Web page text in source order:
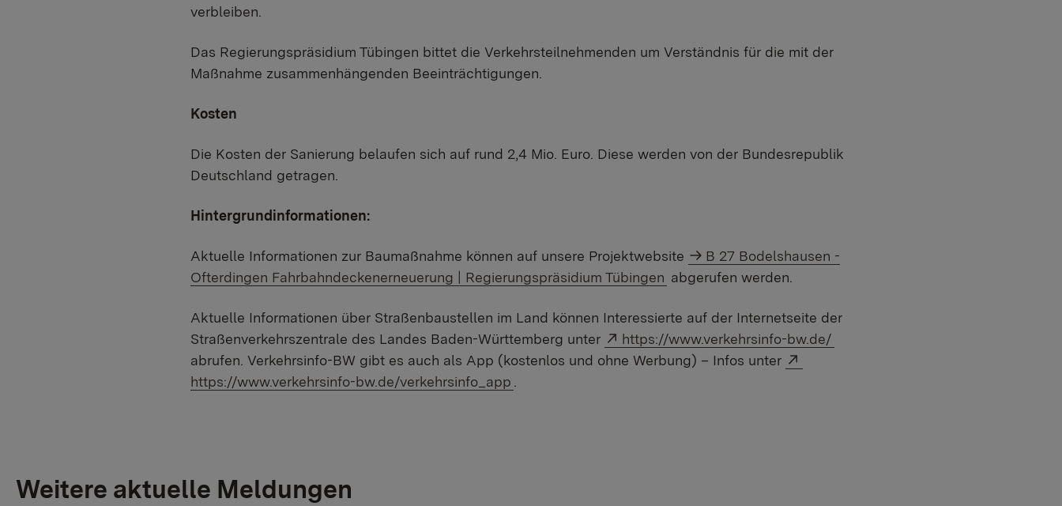
verbleiben.
Das Regierungspräsidium Tübingen bittet die Verkehrsteilnehmenden um Verständnis für die mit der
Maßnahme zusammenhängenden Beeinträchtigungen.
Kosten
Die Kosten der Sanierung belaufen sich auf rund 2,4 Mio. Euro. Diese werden von der Bundesrepublik
Deutschland getragen.
Hintergrundinformationen:
Aktuelle Informationen zur Baumaßnahme können auf unsere Projektwebsite
B 27 Bodelshausen -
Ofterdingen Fahrbahndeckenerneuerung | Regierungspräsidium Tübingen abgerufen werden.
Aktuelle Informationen über Straßenbaustellen im Land können Interessierte auf der Internetseite der
Straßenverkehrszentrale des Landes Baden-Württemberg unter
Externer Link:
https://www.verkehrsinfo-bw.de/
abrufen. Verkehrsinfo-BW gibt es auch als App (kostenlos und ohne Werbung) – Infos unter
https://www.verkehrsinfo-bw.de/verkehrsinfo_app .
Weitere aktuelle Meldungen